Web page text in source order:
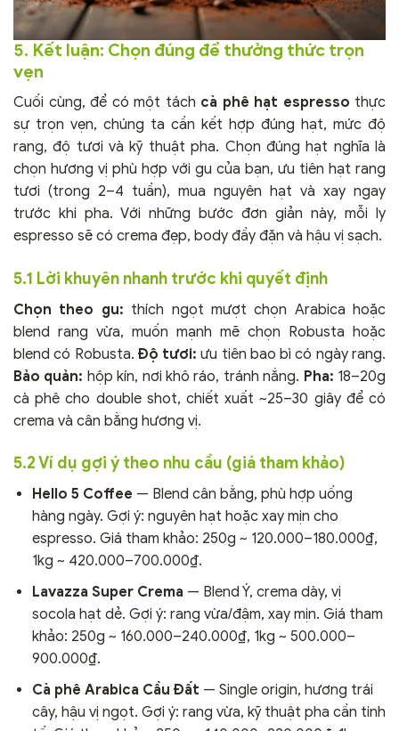
5. Kết luận: Chọn đúng để thưởng thức trọn
vẹn
Cuối cùng, để có một tách cà phê hạt espresso thực
sự trọn vẹn, chúng ta cần kết hợp đúng hạt, mức độ
rang, độ tươi và kỹ thuật pha. Chọn đúng hạt nghĩa là
chọn hương vị phù hợp với gu của bạn, ưu tiên hạt rang
tươi (trong 2–4 tuần), mua nguyên hạt và xay ngay
trước khi pha. Với những bước đơn giản này, mỗi ly
espresso sẽ có crema đẹp, body đầy đặn và hậu vị sạch.
5.1 Lời khuyên nhanh trước khi quyết định
Chọn theo gu: thích ngọt mượt chọn Arabica hoặc
blend rang vừa, muốn mạnh mẽ chọn Robusta hoặc
blend có Robusta. Độ tươi: ưu tiên bao bì có ngày rang.
Bảo quản: hộp kín, nơi khô ráo, tránh nắng. Pha: 18–20g
cà phê cho double shot, chiết xuất ~25–30 giây để có
crema và cân bằng hương vị.
5.2 Ví dụ gợi ý theo nhu cầu (giá tham khảo)
Hello 5 Coffee — Blend cân bằng, phù hợp uống
hàng ngày. Gợi ý: nguyên hạt hoặc xay mịn cho
espresso. Giá tham khảo: 250g ~ 120.000–180.000₫,
1kg ~ 420.000–700.000₫.
Lavazza Super Crema — Blend Ý, crema dày, vị
socola hạt dẻ. Gợi ý: rang vừa/đậm, xay mịn. Giá tham
khảo: 250g ~ 160.000–240.000₫, 1kg ~ 500.000–
900.000₫.
Cà phê Arabica Cầu Đất — Single origin, hương trái
cây, hậu vị ngọt. Gợi ý: rang vừa, kỹ thuật pha cần tinh